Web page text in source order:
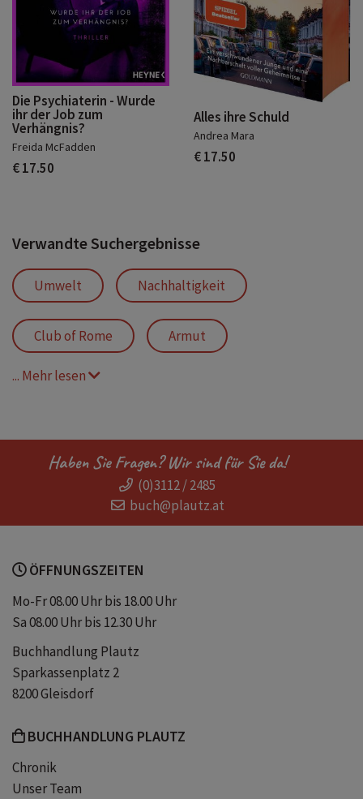
Die Psychiaterin - Wurde
ihr der Job zum
Verhängnis?
Freida McFadden
€ 17.50
Alles ihre Schuld
Andrea Mara
€ 17.50
Verwandte Suchergebnisse
Umwelt Nachhaltigkeit
Club of Rome Armut
Gerechtigkeit
Klimakrise Klimawandel
Geschlechtergerechtigkeit
... Mehr lesen
Haben Sie Fragen? Wir sind für Sie da!
(0)3112 / 2485
buch@plautz.at
ÖFFNUNGSZEITEN
Mo-Fr 08.00 Uhr bis 18.00 Uhr
Sa 08.00 Uhr bis 12.30 Uhr
Buchhandlung Plautz
Sparkassenplatz 2
8200 Gleisdorf
BUCHHANDLUNG PLAUTZ
Chronik
Unser Team